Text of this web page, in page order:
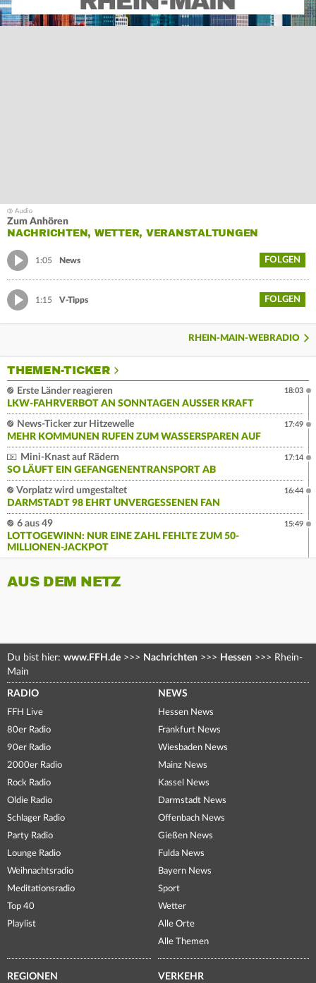
Zum Anhören
NACHRICHTEN, WETTER, VERANSTALTUNGEN
1:05 News FOLGEN
1:15 V-Tipps FOLGEN
RHEIN-MAIN-WEBRADIO
THEMEN-TICKER
Erste Länder reagieren
LKW-FAHRVERBOT AN SONNTAGEN AUSSER KRAFT
18:03
News-Ticker zur Hitzewelle
MEHR KOMMUNEN RUFEN ZUM WASSERSPAREN AUF
17:49
Mini-Knast auf Rädern
SO LÄUFT EIN GEFANGENENTRANSPORT AB
17:14
Vorplatz wird umgestaltet
DARMSTADT 98 EHRT UNVERGESSENEN FAN
16:44
6 aus 49
LOTTOGEWINN: NUR EINE ZAHL FEHLTE ZUM 50-
MILLIONEN-JACKPOT
15:49
AUS DEM NETZ
Du bist hier: www.FFH.de >>> Nachrichten >>> Hessen >>> Rhein-
Main
RADIO
FFH Live
80er Radio
90er Radio
2000er Radio
Rock Radio
Oldie Radio
Schlager Radio
Party Radio
Lounge Radio
Weihnachtsradio
Meditationsradio
Top 40
Playlist
NEWS
Hessen News
Frankfurt News
Wiesbaden News
Mainz News
Kassel News
Darmstadt News
Offenbach News
Gießen News
Fulda News
Bayern News
Sport
Wetter
Alle Orte
Alle Themen
REGIONEN VERKEHR